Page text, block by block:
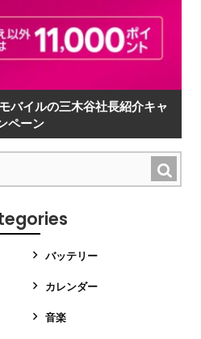
バイルの三木谷社長紹介キャ
ペーン
バッテリー
カレンダー
音楽